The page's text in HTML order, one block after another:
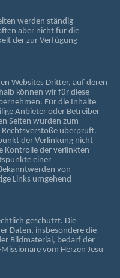
werden ständig
aber nicht für die
der zur Verfügung
Websites Dritter, auf deren
können wir für diese
Für die Inhalte
Anbieter oder Betreiber
Seiten wurden zum
überprüft.
der Verlinkung nicht
Kontrolle der verlinkten
einer
von
Links umgehend
geschützt. Die
Daten, insbesondere die
Bildmaterial, bedarf der
vom Herzen Jesu